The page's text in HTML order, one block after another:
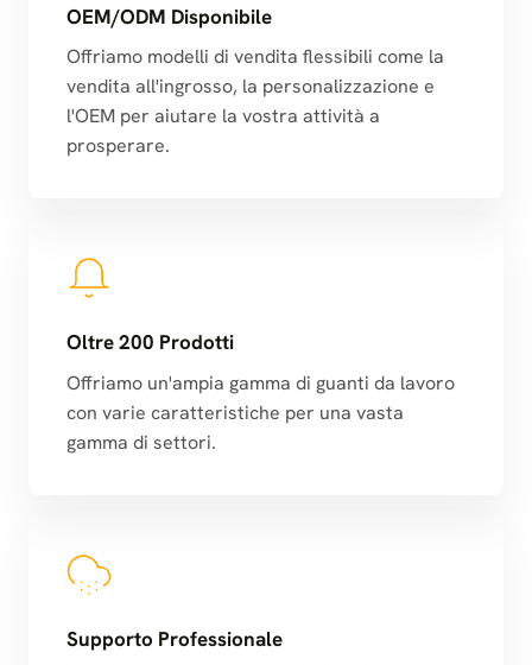
OEM/ODM Disponibile
Offriamo modelli di vendita flessibili come la
vendita all'ingrosso, la personalizzazione e
l'OEM per aiutare la vostra attività a
prosperare.
Oltre 200 Prodotti
Offriamo un'ampia gamma di guanti da lavoro
con varie caratteristiche per una vasta
gamma di settori.
Supporto Professionale